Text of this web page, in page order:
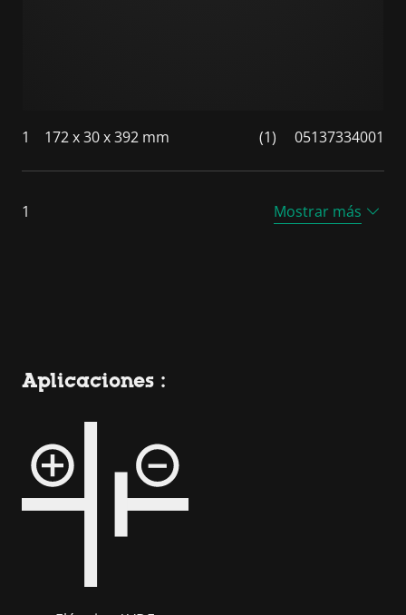
1 172 x 30 x 392 mm (1) 05137334001
1 Mostrar más
Aplicaciones :